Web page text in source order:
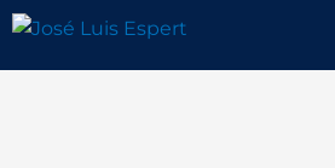
contenido